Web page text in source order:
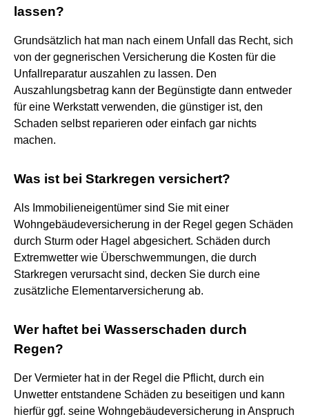
lassen?
Grundsätzlich hat man nach einem Unfall das Recht, sich
von der gegnerischen Versicherung die Kosten für die
Unfallreparatur auszahlen zu lassen. Den
Auszahlungsbetrag kann der Begünstigte dann entweder
für eine Werkstatt verwenden, die günstiger ist, den
Schaden selbst reparieren oder einfach gar nichts
machen.
Was ist bei Starkregen versichert?
Als Immobilieneigentümer sind Sie mit einer
Wohngebäudeversicherung in der Regel gegen Schäden
durch Sturm oder Hagel abgesichert. Schäden durch
Extremwetter wie Überschwemmungen, die durch
Starkregen verursacht sind, decken Sie durch eine
zusätzliche Elementarversicherung ab.
Wer haftet bei Wasserschaden durch
Regen?
Der Vermieter hat in der Regel die Pflicht, durch ein
Unwetter entstandene Schäden zu beseitigen und kann
hierfür ggf. seine Wohngebäudeversicherung in Anspruch